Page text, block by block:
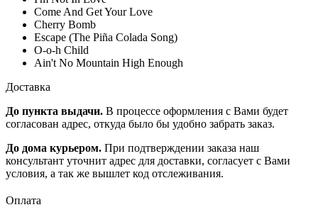
Come And Get Your Love
Cherry Bomb
Escape (The Piña Colada Song)
O-o-h Child
Ain't No Mountain High Enough
Доставка
До пункта выдачи. В процессе оформления с Вами будет
согласован адрес, откуда было бы удобно забрать заказ.
До дома курьером. При подтверждении заказа наш
консультант уточнит адрес для доставки, согласует с Вами
условия, а так же вышлет код отслеживания.
Оплата